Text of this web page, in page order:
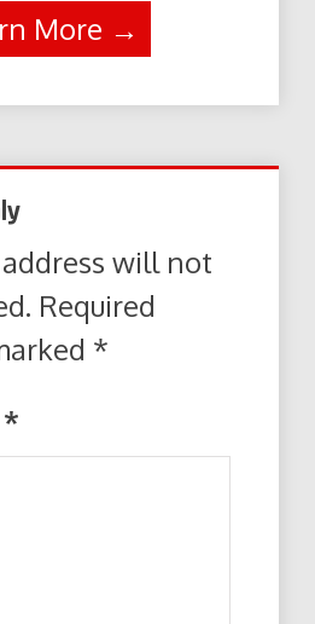
More →
will not
Required
*
*